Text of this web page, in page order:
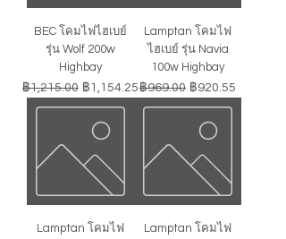
BEC โคมไฟไฮเบย์
รุ่น Wolf 200w
Highbay
ราคาปกติ
฿1,215.00 ราคาขายลด
฿1,154.25
Lamptan โคมไฟ
ไฮเบย์ รุ่น Navia
100w Highbay
ราคาปกติ
฿969.00 ราคาขายลด
฿920.55
Lamptan โคมไฟ
Lamptan โคมไฟ